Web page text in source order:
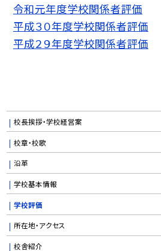
令和元年度学校関係者評価
平成３０年度学校関係者評価
平成２９年度学校関係者評価
校長挨拶・学校経営案
校章・校歌
沿革
学校基本情報
学校評価
所在地・アクセス
校舎紹介